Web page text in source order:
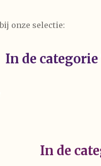
onze selectie:
In de
In de